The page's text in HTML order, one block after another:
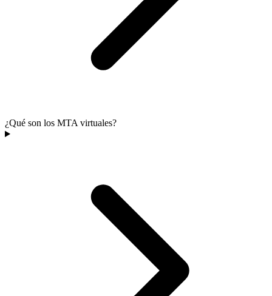
¿Qué son los MTA virtuales?